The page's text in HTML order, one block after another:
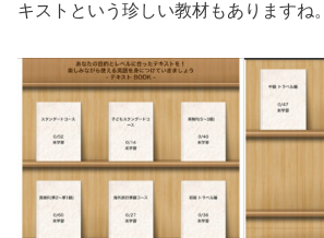
キストという珍しい教材もありますね。